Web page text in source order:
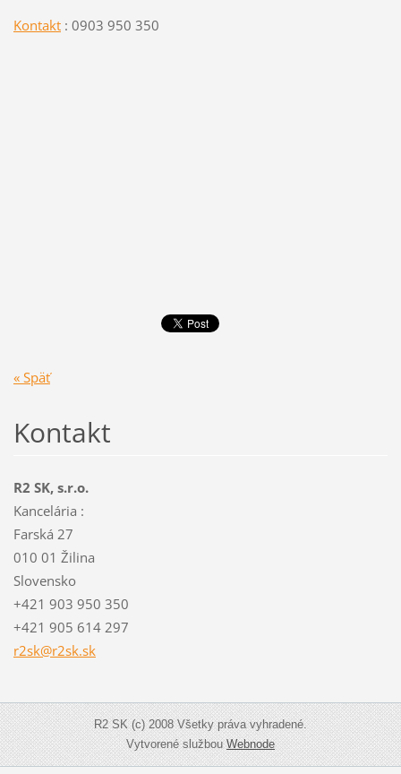
Kontakt: 0903 950 350
« Späť
Kontakt
R2 SK, s.r.o.
Kancelária :
Farská 27
010 01 Žilina
Slovensko
+421 903 950 350
+421 905 614 297
r2sk@r2sk.sk
R2 SK (c) 2008 Všetky práva vyhradené.
Vytvorené službouWebnode